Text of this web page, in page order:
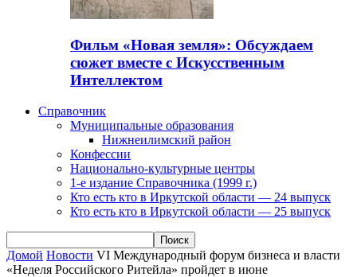
Фильм «Новая земля»: Обсуждаем
сюжет вместе с Искусственным
Интеллектом
Справочник
Муниципальные образования
Нижнеилимский район
Конфессии
Национально-культурные центры
1-е издание Справочника (1999 г.)
Кто есть кто в Иркутской области — 24 выпуск
Кто есть кто в Иркутской области — 25 выпуск
Домой Новости VI Международный форум бизнеса и власти
«Неделя Российского Ритейла» пройдет в июне